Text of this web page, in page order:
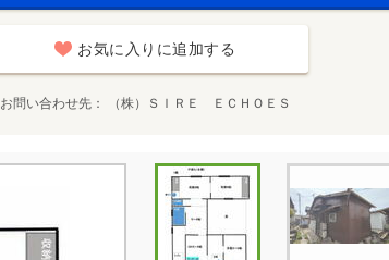
お気に入りに追加する
お問い合わせ先 （株）ＳＩＲＥ ＥＣＨＯＥＳ